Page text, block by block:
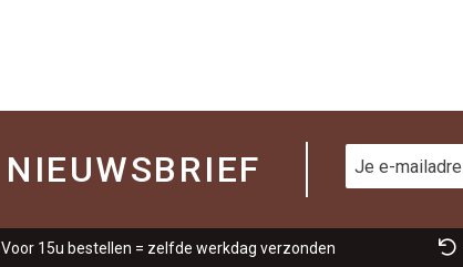
NIEUWSBRIEF
Voor 15u bestellen = zelfde werkdag verzonden